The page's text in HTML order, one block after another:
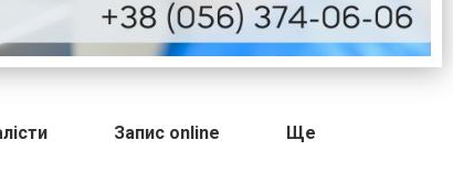
Запис online Ще